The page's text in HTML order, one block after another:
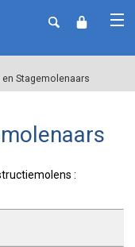
en Stagemolenaars
: